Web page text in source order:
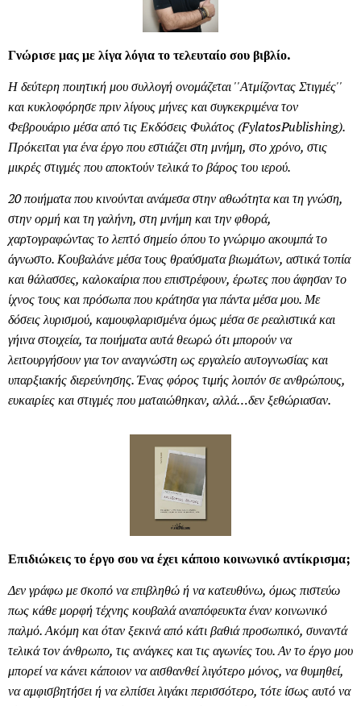
Γνώρισε μας με λίγα λόγια το τελευταίο σου βιβλίο.
Η δεύτερη ποιητική μου συλλογή ονομάζεται ''Ατμίζοντας Στιγμές''
και κυκλοφόρησε πριν λίγους μήνες και συγκεκριμένα τον
Φεβρουάριο μέσα από τις Εκδόσεις Φυλάτος (FylatosPublishing).
Πρόκειται για ένα έργο που εστιάζει στη μνήμη, στο χρόνο, στις
μικρές στιγμές που αποκτούν τελικά το βάρος του ιερού.
20 ποιήματα που κινούνται ανάμεσα στην αθωότητα και τη γνώση,
στην ορμή και τη γαλήνη, στη μνήμη και την φθορά,
χαρτογραφώντας το λεπτό σημείο όπου το γνώριμο ακουμπά το
άγνωστο. Κουβαλάνε μέσα τους θραύσματα βιωμάτων, αστικά τοπία
και θάλασσες, καλοκαίρια που επιστρέφουν, έρωτες που άφησαν το
ίχνος τους και πρόσωπα που κράτησα για πάντα μέσα μου. Με
δόσεις λυρισμού, καμουφλαρισμένα όμως μέσα σε ρεαλιστικά και
γήινα στοιχεία, τα ποιήματα αυτά θεωρώ ότι μπορούν να
λειτουργήσουν για τον αναγνώστη ως εργαλείο αυτογνωσίας και
υπαρξιακής διερεύνησης. Ένας φόρος τιμής λοιπόν σε ανθρώπους,
ευκαιρίες και στιγμές που ματαιώθηκαν, αλλά…δεν ξεθώριασαν.
Επιδιώκεις το έργο σου να έχει κάποιο κοινωνικό αντίκρισμα;
Δεν γράφω με σκοπό να επιβληθώ ή να κατευθύνω, όμως πιστεύω
πως κάθε μορφή τέχνης κουβαλά αναπόφευκτα έναν κοινωνικό
παλμό. Ακόμη και όταν ξεκινά από κάτι βαθιά προσωπικό, συναντά
τελικά τον άνθρωπο, τις ανάγκες και τις αγωνίες του. Αν το έργο μου
μπορεί να κάνει κάποιον να αισθανθεί λιγότερο μόνος, να θυμηθεί,
να αμφισβητήσει ή να ελπίσει λιγάκι περισσότερο, τότε ίσως αυτό να